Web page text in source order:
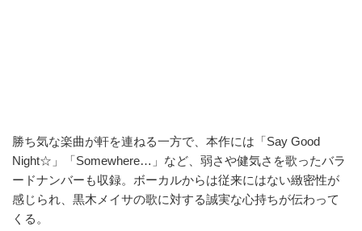
勝ち気な楽曲が軒を連ねる一方で、本作には「Say Good
Night☆」「Somewhere…」など、弱さや健気さを歌ったバラ
ードナンバーも収録。ボーカルからは従来にはない緻密性が
感じられ、黒木メイサの歌に対する誠実な心持ちが伝わって
くる。